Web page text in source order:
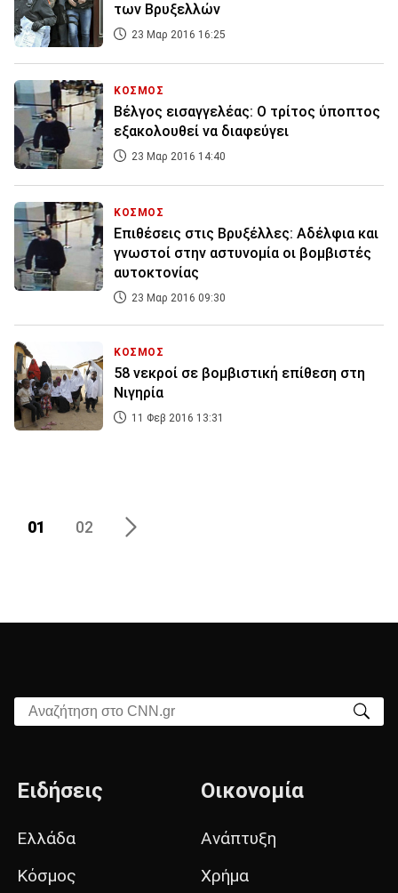
των Βρυξελλών
23 Μαρ 2016 16:25
ΚΟΣΜΟΣ
Βέλγος εισαγγελέας: Ο τρίτος ύποπτος
εξακολουθεί να διαφεύγει
23 Μαρ 2016 14:40
ΚΟΣΜΟΣ
Επιθέσεις στις Βρυξέλλες: Αδέλφια και
γνωστοί στην αστυνομία οι βομβιστές
αυτοκτονίας
23 Μαρ 2016 09:30
ΚΟΣΜΟΣ
58 νεκροί σε βομβιστική επίθεση στη
Νιγηρία
11 Φεβ 2016 13:31
01 02
Αναζήτηση στο CNN.gr
Ειδήσεις
Ελλάδα
Κόσμος
Οικονομία
Ανάπτυξη
Χρήμα